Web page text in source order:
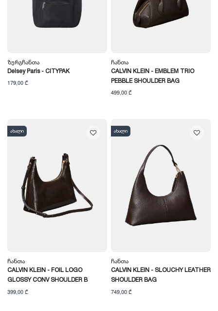
Ზურგჩანთა
Delsey Paris - CITYPAK
179,00 ₾
Ჩანთა
CALVIN KLEIN - EMBLEM TRIO
PEBBLE SHOULDER BAG
499,00 ₾
ახალი
Ჩანთა
CALVIN KLEIN - FOIL LOGO
GLOSSY CONV SHOULDER B
399,00 ₾
ახალი
Ჩანთა
CALVIN KLEIN - SLOUCHY LEATHER
SHOULDER BAG
749,00 ₾